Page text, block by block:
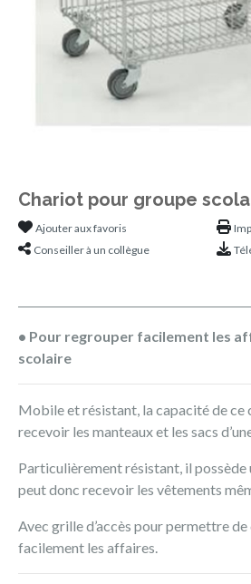
Chariot pour groupe
Ajouter aux favoris
Conseiller à un collègue
• Pour regrouper facilement les
scolaire
Mobile et résistant, la capacité de ce
recevoir les manteaux et les sacs
Particulièrement résistant, il
peut donc recevoir les vêtements
Avec grille d’accès pour permettre
facilement les affaires.